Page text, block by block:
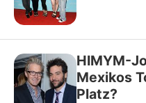
HIMYM-
Mexikos
Platz?